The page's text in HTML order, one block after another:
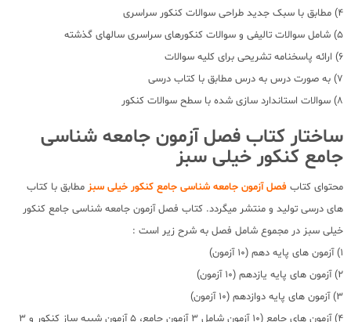
4) مطابق با سبک جدید طراحی سوالات کنکور سراسری
5) شامل سوالات تالیفی و سوالات کنکورهای سراسری سالهای گذشته
6) ارائه پاسخنامه تشریحی برای کلیه سوالات
7) به صورت درس به درس مطابق با کتاب درسی
8) سوالات استاندارد سازی شده با سطح سوالات کنکور
ساختار کتاب فصل آزمون جامعه شناسی
جامع کنکور خیلی سبز
محتوای کتاب فصل آزمون جامعه شناسی جامع کنکور خیلی سبز مطابق با کتاب
های درسی تولید و منتشر میگردد. کتاب فصل آزمون جامعه شناسی جامع کنکور
خیلی سبز در مجموع شامل فصل به شرح زیر است :
1) آزمون های پایه دهم (10 آزمون)
2) آزمون های پایه یازدهم (10 آزمون)
3) آزمون های پایه دوازدهم (10 آزمون)